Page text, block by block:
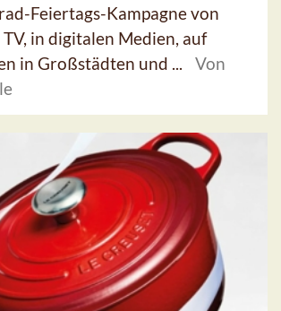
Feiertags-Kampagne von
in digitalen Medien, auf
in Großstädten und ...
Von